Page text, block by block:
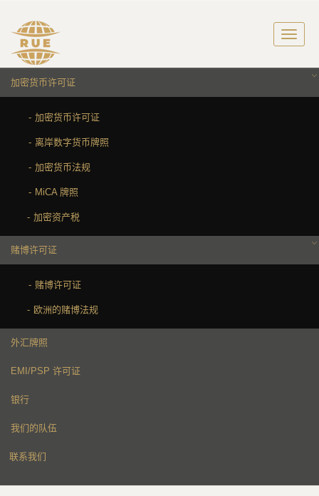
加密货币许可证
加密货币许可证
离岸数字货币牌照
加密货币法规
MiCA 牌照
加密资产税
赌博许可证
赌博许可证
欧洲的赌博法规
外汇牌照
EMI/PSP 许可证
银行
我们的队伍
联系我们